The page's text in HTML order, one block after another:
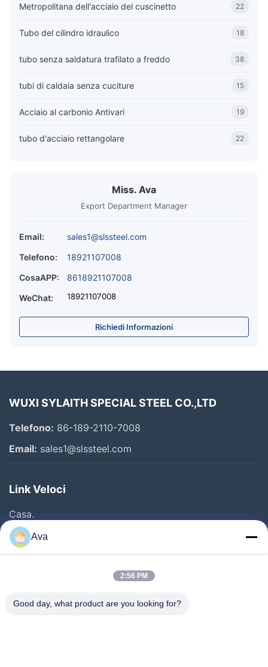
Metropolitana dell'acciaio del cuscinetto 22
Tubo del cilindro idraulico 18
tubo senza saldatura trafilato a freddo 38
tubi di caldaia senza cuciture 15
Acciaio al carbonio Antivari 19
tubo d'acciaio rettangolare 22
Miss. Ava
Export Department Manager
Email:
sales1@slssteel.com
Telefono:
18921107008
CosaAPP:
8618921107008
WeChat:
18921107008
Richiedi Informazioni
WUXI SYLAITH SPECIAL STEEL CO.,LTD
Telefono: 86-189-2110-7008
Email: sales1@slssteel.com
Link Veloci
Casa.
Prodotti
Video
Visita Alla Fabbrica
Ava
2:56 PM
Good day, what product are you looking for?